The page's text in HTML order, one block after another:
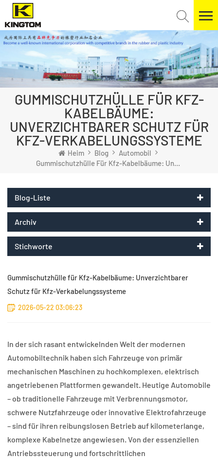
GUMMISCHUTZHÜLLE FÜR KFZ-
KABELBÄUME:
UNVERZICHTBARER SCHUTZ FÜR
KFZ-VERKABELUNGSSYSTEME
Heim Blog
Automobil
Gummischutzhülle Für Kfz-Kabelbäume: Unverzichtbarer Schutz Für Kfz-Verkabelungssysteme
Blog-Liste
Archiv
Stichworte
Gummischutzhülle für Kfz-Kabelbäume: Unverzichtbarer
Schutz für Kfz-Verkabelungssysteme
2026-05-22 03:06:23
In der sich rasant entwickelnden Welt der modernen
Automobiltechnik haben sich Fahrzeuge von primär
mechanischen Maschinen zu hochkomplexen, elektrisch
angetriebenen Plattformen gewandelt. Heutige Automobile
– ob traditionelle Fahrzeuge mit Verbrennungsmotor,
schwere Nutzfahrzeuge oder innovative Elektrofahrzeuge
– sind für ihren reibungslosen Betrieb auf kilometerlange,
komplexe Kabelnetze angewiesen. Von der essenziellen
Antriebssteuerung und fortschrittlichen